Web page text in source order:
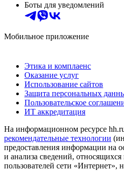
Боты для уведомлений
Мобильное приложение
Этика и комплаенс
Оказание услуг
Использование сайтов
Защита персональных
Пользовательское
ИТ аккредитация
На информационном ресурсе
рекомендательные технологии
предоставления информации на
и анализа сведений,
пользователей сети «Интернет»,